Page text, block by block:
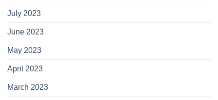
July 2023
June 2023
May 2023
April 2023
March 2023